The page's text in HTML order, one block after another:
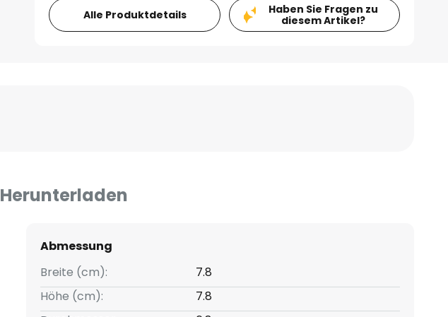
Alle Produktdetails
Haben Sie Fragen zu
diesem Artikel?
Herunterladen
Abmessung
Breite (cm):
7.8
Höhe (cm):
7.8